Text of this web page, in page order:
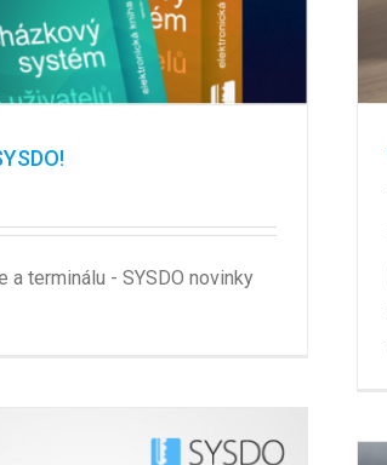
terminálu - SYSDO novinky